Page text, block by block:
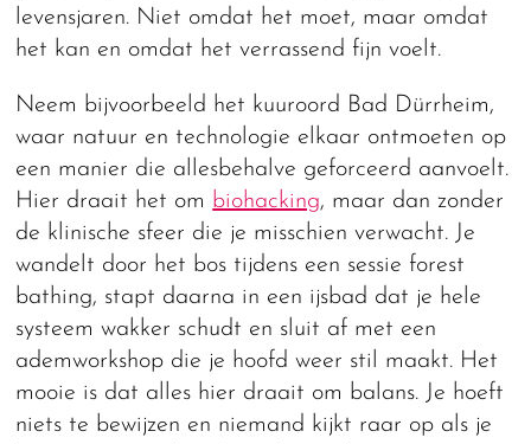
levensjaren. Niet omdat het moet, maar omdat
het kan en omdat het verrassend fijn voelt.
Neem bijvoorbeeld het kuuroord Bad Dürrheim,
waar natuur en technologie elkaar ontmoeten op
een manier die allesbehalve geforceerd aanvoelt.
Hier draait het om biohacking, maar dan zonder
de klinische sfeer die je misschien verwacht. Je
wandelt door het bos tijdens een sessie forest
bathing, stapt daarna in een ijsbad dat je hele
systeem wakker schudt en sluit af met een
ademworkshop die je hoofd weer stil maakt. Het
mooie is dat alles hier draait om balans. Je hoeft
niets te bewijzen en niemand kijkt raar op als je